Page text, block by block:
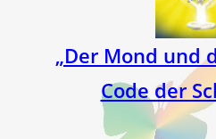
„Der Mond und
Code der